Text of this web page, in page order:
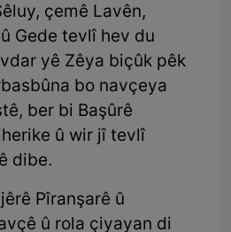
çemê Lavên,
Gede tevlî hev du
yê Zêya biçûk pêk
bo navçeya
ber bi Başûrê
û wir jî tevlî
dibe.
Pîranşarê û
û rola çiyayan di